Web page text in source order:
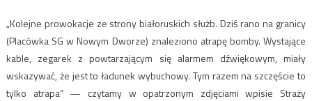
„Kolejne prowokacje ze strony białoruskich służb. Dziś rano na granicy
(Placówka SG w Nowym Dworze) znaleziono atrapę bomby. Wystające
kable, zegarek z powtarzającym się alarmem dźwiękowym, miały
wskazywać, że jest to ładunek wybuchowy. Tym razem na szczęście to
tylko atrapa” — czytamy w opatrzonym zdjęciami wpisie Straży